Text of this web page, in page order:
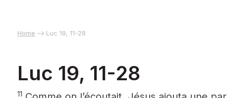
Home Luc 19, 11-28
Luc 19, 11-28
11